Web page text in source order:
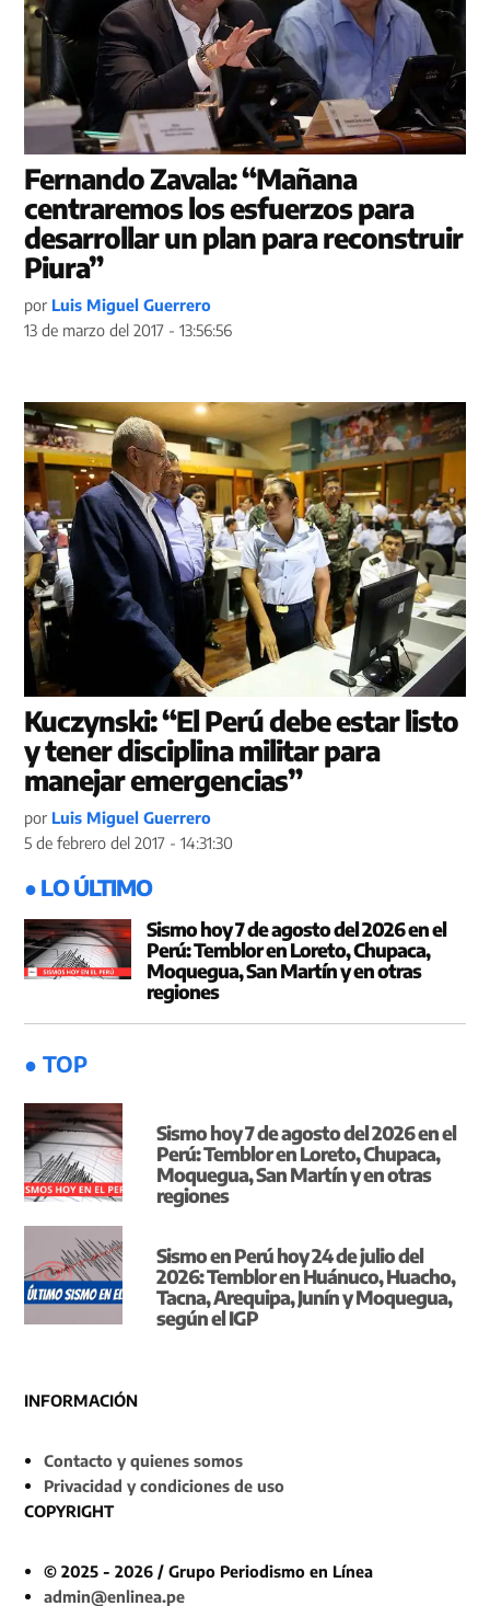
Fernando Zavala: “Mañana
centraremos los esfuerzos para
desarrollar un plan para reconstruir
Piura”
por Luis Miguel Guerrero
13 de marzo del 2017 - 13:56:56
Kuczynski: “El Perú debe estar listo
y tener disciplina militar para
manejar emergencias”
por Luis Miguel Guerrero
5 de febrero del 2017 - 14:31:30
● LO ÚLTIMO
Sismo hoy 7 de agosto del 2026 en el
Perú: Temblor en Loreto, Chupaca,
Moquegua, San Martín y en otras
regiones
● TOP
Sismo hoy 7 de agosto del 2026 en el
Perú: Temblor en Loreto, Chupaca,
Moquegua, San Martín y en otras
regiones
Sismo en Perú hoy 24 de julio del
2026: Temblor en Huánuco, Huacho,
Tacna, Arequipa, Junín y Moquegua,
según el IGP
INFORMACIÓN
Contacto y quienes somos
Privacidad y condiciones de uso
COPYRIGHT
© 2025 - 2026 / Grupo Periodismo en Línea
admin@enlinea.pe